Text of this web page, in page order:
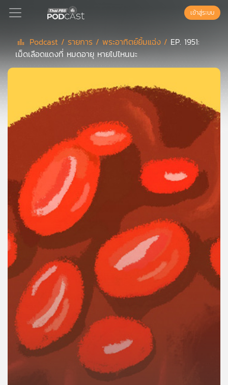
Podcast
สต์
สต์
ของ
คุณ
เพลง
บทความ
ข่าว
และ
กิจกรรม
เข้าสู่ระบบ
Podcast / รายการ /พระอาทิตย์ยิ้มแฉ่ง / EP. 1951:
เม็ดเลือดแดงที่ หมดอายุ หายไปไหนนะ